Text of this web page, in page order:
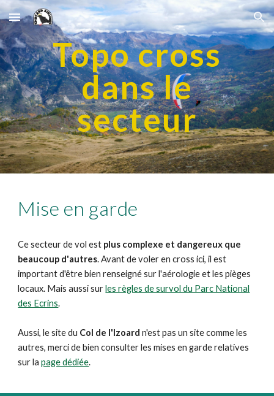
Skip to main content Skip to navigation
Topo cross
dans le
secteur
Mise en garde
Ce secteur de vol est plus complexe et dangereux que
beaucoup d'autres. Avant de voler en cross ici, il est
important d'être bien renseigné sur l'aérologie et les pièges
locaux. Mais aussi surles règles de survol du Parc National
des Ecrins.
Aussi, le site du Col de l'Izoard n'est pas un site comme les
autres, merci de bien consulter les mises en garde relatives
sur lapage dédiée.